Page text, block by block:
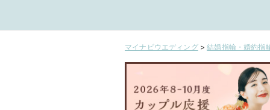
マイナビウエディング>結婚指輪・婚約指